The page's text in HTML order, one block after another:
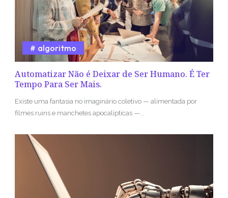
Automatizar Não é Deixar de Ser Humano. É Ter
Tempo Para Ser Mais.
algoritmo
Existe uma fantasia no imaginário coletivo — alimentada por
filmes ruins e manchetes apocalípticas —...